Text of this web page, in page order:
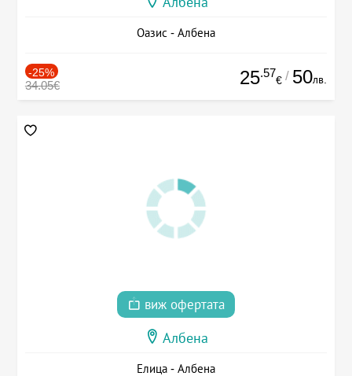
Оазис - Албена
-25%
34.05€ 25.57
€ / 50лв.
виж офертата
Албена
Елица - Албена